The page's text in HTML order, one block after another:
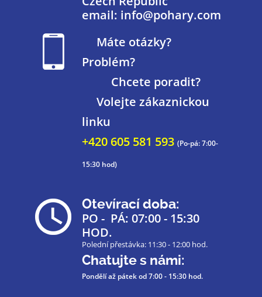
email: info@pohary.com
Máte otázky?
Problém?
Chcete poradit?
Volejte zákaznickou
linku
+420 605 581 593 (Po-pá: 7:00-
15:30 hod)
Otevírací doba:
PO - PÁ: 07:00 - 15:30
HOD.
Polední přestávka: 11:30 - 12:00 hod.
Chatujte s námi:
Pondělí až pátekod 7:00 - 15:30 hod.